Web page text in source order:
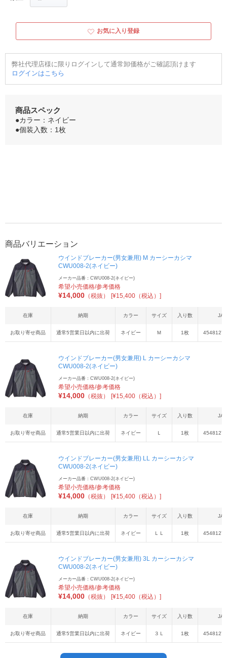
お気に入り登録
弊社代理店様に限りログインして通常卸価格がご確認頂けます
ログインはこちら
商品スペック
●カラー：ネイビー
●個装入数：1枚
商品バリエーション
ウインドブレーカー(男女兼用) M カーシーカシマ
CWU008-2(ネイビー)
メーカー品番：CWU008-2(ネイビー)
希望小売価格/参考価格
¥14,000 （税抜） [¥15,400（税込）]
在庫 納期 カラー サイズ 入り数 JAN
お取り寄せ商品 通常5営業日以内に出荷 ネイビー Ｍ 1枚
ウインドブレーカー(男女兼用) L カーシーカシマ
CWU008-2(ネイビー)
メーカー品番：CWU008-2(ネイビー)
希望小売価格/参考価格
¥14,000 （税抜） [¥15,400（税込）]
在庫 納期 カラー サイズ 入り数 JAN
お取り寄せ商品 通常5営業日以内に出荷 ネイビー Ｌ 1枚
ウインドブレーカー(男女兼用) LL カーシーカシマ
CWU008-2(ネイビー)
メーカー品番：CWU008-2(ネイビー)
希望小売価格/参考価格
¥14,000 （税抜） [¥15,400（税込）]
在庫 納期 カラー サイズ 入り数 JAN
お取り寄せ商品 通常5営業日以内に出荷 ネイビー ＬＬ 1枚
ウインドブレーカー(男女兼用) 3L カーシーカシマ
CWU008-2(ネイビー)
メーカー品番：CWU008-2(ネイビー)
希望小売価格/参考価格
¥14,000 （税抜） [¥15,400（税込）]
在庫 納期 カラー サイズ 入り数 JAN
お取り寄せ商品 通常5営業日以内に出荷 ネイビー ３Ｌ 1枚